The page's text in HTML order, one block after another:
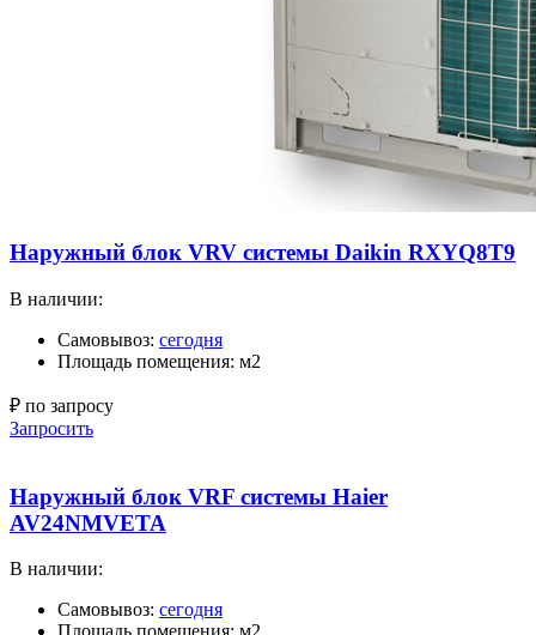
Наружный блок VRV системы Daikin RXYQ8T9
В наличии:
Самовывоз: сегодня
Площадь помещения: м2
₽ по запросу
Запросить
Наружный блок VRF системы Haier
AV24NMVETA
В наличии:
Самовывоз: сегодня